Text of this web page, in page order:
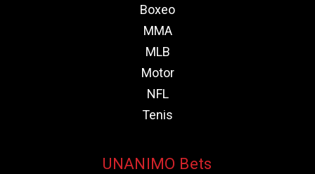
Boxeo
MMA
MLB
Motor
NFL
Tenis
UNANIMO Bets